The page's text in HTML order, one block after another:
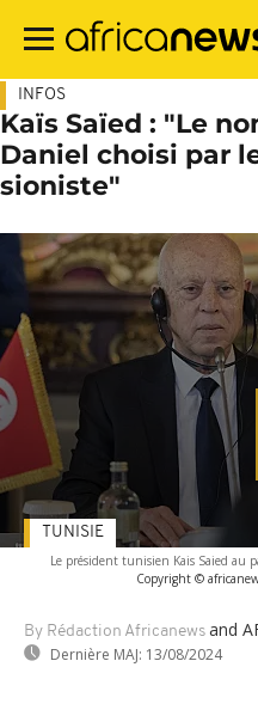
contenu
INFOS
Kaïs Saïed : "Le
Daniel choisi par
sioniste"
Le président tunisien Kais Saied au
Copyright ©
By Rédaction Africanews and
Dernière MAJ: 13/08/2024
TUNISIE